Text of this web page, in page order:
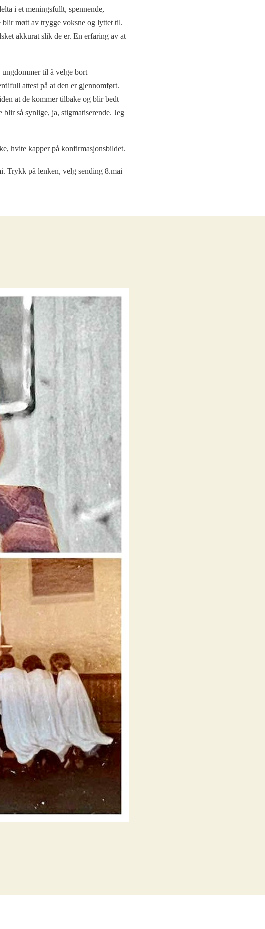
i et meningsfullt, spennende,
møtt av trygge voksne og lyttet til.
akkurat slik de er. En erfaring av at
ungdommer til å velge bort
attest på at den er gjennomført.
at de kommer tilbake og blir bedt
så synlige, ja, stigmatiserende. Jeg
hvite kapper på konfirmasjonsbildet.
Trykk på lenken, velg sending 8.mai